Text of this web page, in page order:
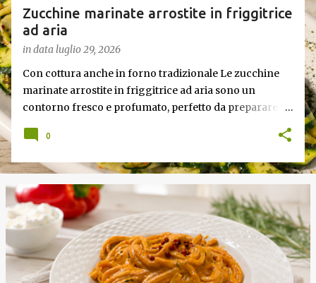
Zucchine marinate arrostite in friggitrice
ad aria
in dataluglio 29, 2026
Con cottura anche in forno tradizionale Le zucchine
marinate arrostite in friggitrice ad aria sono un
contorno fresco e profumato, perfetto da preparare in
cottura in friggitrice ad aria vengono condite con una
mele, menta fresca, aglio e peperoncino. Il riposo in
frigorifero permette alle zucchine di assorbire tutti gli
aromi, rendendole ancora più gustose. Ottime da
servire come contorno oppure come antipasto nelle
giornate più calde. Come ottenere zucchine saporite e
ben marinate Per un risultato perfetto: Taglia le
zucchine a fette sottili e dello stesso spessore.
0